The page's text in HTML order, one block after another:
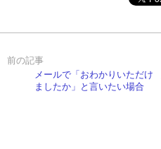
メールで「おわかりいただけ
ましたか」と言いたい場合